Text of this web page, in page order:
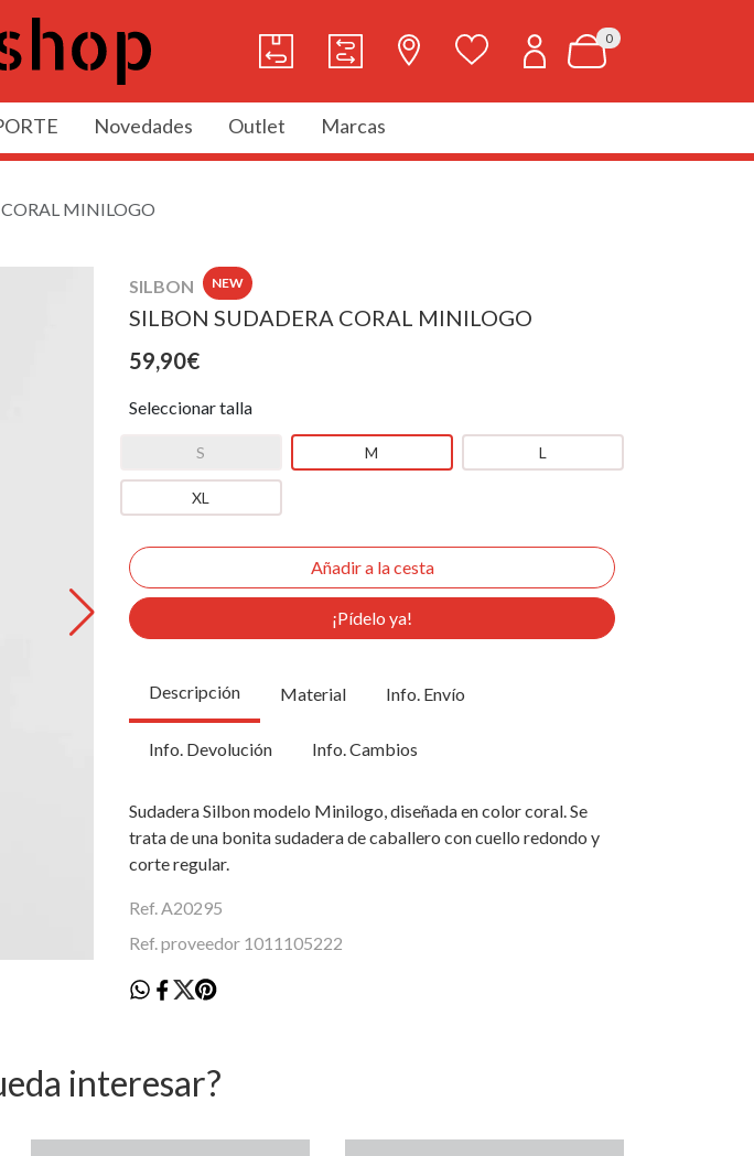
0
Novedades Outlet Marcas
MINILOGO
SILBON NEW
SILBON SUDADERA CORAL MINILOGO
59,90€
Seleccionar talla
S M L
XL
¡Pídelo ya!
Descripción Material Info. Envío
Info. Devolución Info. Cambios
Sudadera Silbon modelo Minilogo, diseñada en color coral. Se
trata de una bonita sudadera de caballero con cuello redondo y
corte regular.
Ref. A20295
Ref. proveedor 1011105222
interesar?